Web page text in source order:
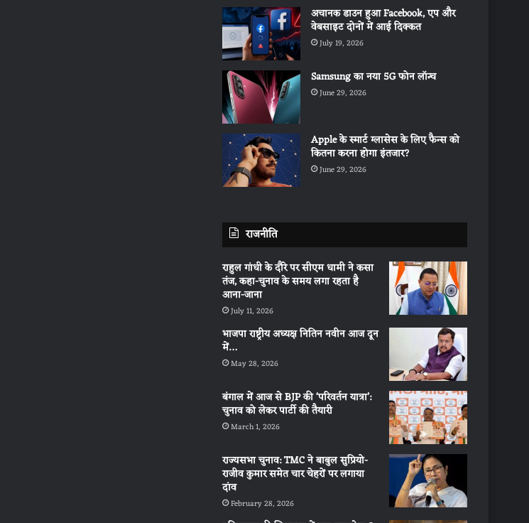
अचानक डाउन हुआ Facebook, एप और
वेबसाइट दोनों में आई दिक्कत
July 19, 2026
Samsung का नया 5G फोन लॉन्च
June 29, 2026
Apple के स्मार्ट ग्लासेस के लिए फैन्स को
कितना करना होगा इंतजार?
June 29, 2026
राजनीति
राहुल गांधी के दौरे पर सीएम धामी ने कसा
तंज, कहा-चुनाव के समय लगा रहता है
आना-जाना
July 11, 2026
भाजपा राष्ट्रीय अध्यक्ष नितिन नवीन आज दून
में…
May 28, 2026
बंगाल में आज से BJP की ‘परिवर्तन यात्रा’:
चुनाव को लेकर पार्टी की तैयारी
March 1, 2026
राज्यसभा चुनाव: TMC ने बाबुल सुप्रियो-
राजीव कुमार समेत चार चेहरों पर लगाया
दांव
February 28, 2026